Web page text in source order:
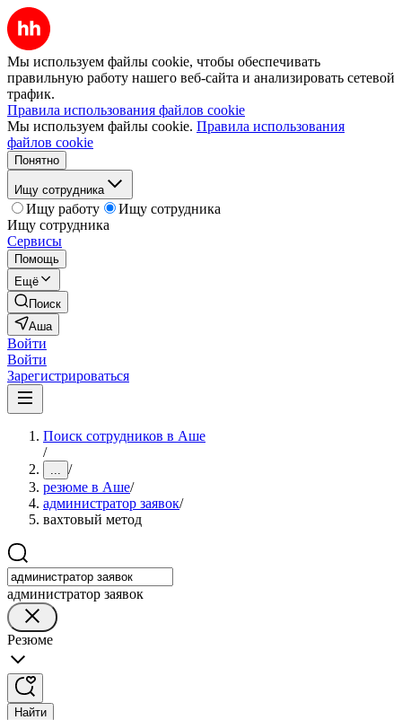
Мы используем файлы cookie, чтобы обеспечивать
правильную работу нашего веб-сайта и анализировать сетевой
трафик.
Правила использования файлов cookie
Мы используем файлы cookie. Правила использования
файлов cookie
Понятно
Ищу сотрудника
Ищу работу
Ищу сотрудника
Ищу сотрудника
Сервисы
Помощь
Ещё
Поиск
Аша
Войти
Войти
Зарегистрироваться
Поиск сотрудников в Аше
/
... /
резюме в Аше/
администратор заявок/
вахтовый метод
администратор заявок
Резюме
Найти